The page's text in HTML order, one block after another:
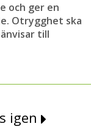
och ger en
Otrygghet ska
till
igen